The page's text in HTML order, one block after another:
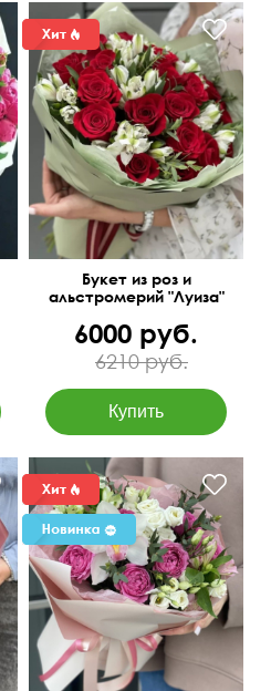
Букет из роз и
альстромерий "Луиза"
6000 руб.
6210 руб.